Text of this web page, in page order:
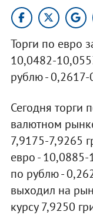
Торги по евро
10,0482-
рублю -
Сегодня торги
валютном
7,9175-7,9265
евро - 10,0885-
по рублю -
выходил на
курсу 7,9250